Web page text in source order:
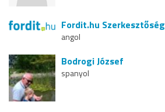
Fordit.hu Szerkesztőség
angol
Bodrogi József
spanyol